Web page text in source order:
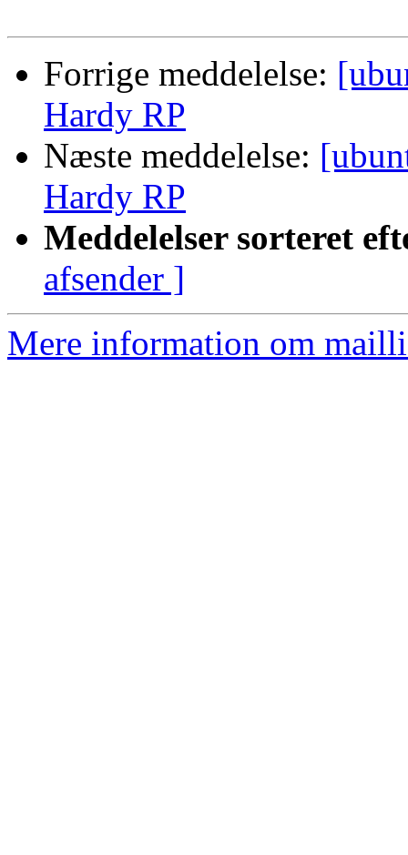
Forrige meddelelse:
Hardy RP
Næste meddelelse:
Hardy RP
Meddelelser sorteret
afsender ]
Mere information om